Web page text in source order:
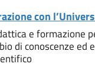
con
e formazione
di conoscenze ed